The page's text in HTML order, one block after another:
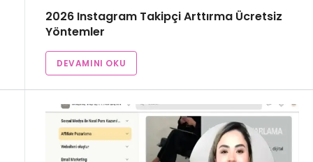
2026 Instagram Takipçi Arttırma Ücretsiz
Yöntemler
DEVAMINI OKU